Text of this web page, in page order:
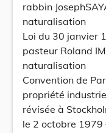
rabbin
naturalisation
Loi du 30 janvier
pasteur Roland
naturalisation
Convention de
propriété
révisée à
le 2 octobre